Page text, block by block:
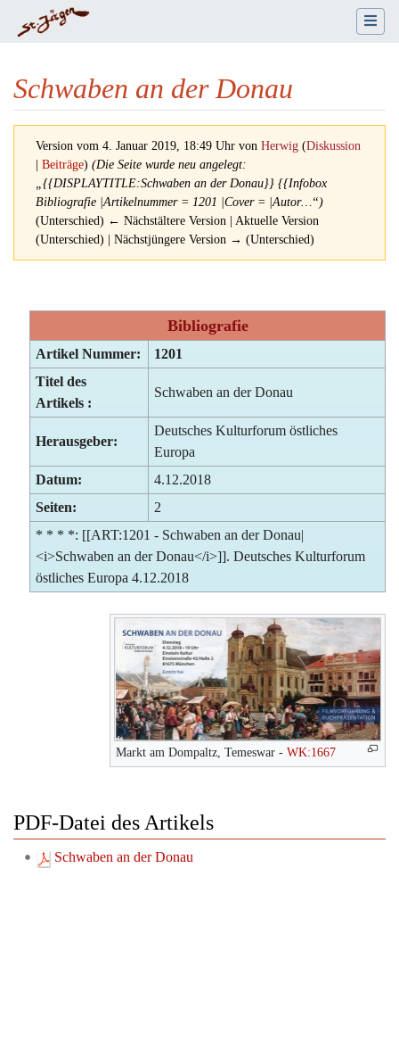
Schwaben an der Donau
Version vom 4. Januar 2019, 18:49 Uhr von Herwig (Diskussion
Beiträge) (Die Seite wurde neu angelegt:
„{{DISPLAYTITLE:Schwaben an der Donau}} {{Infobox
Bibliografie |Artikelnummer = 1201 |Cover = |Autor…“)
(Unterschied) ← Nächstältere Version | Aktuelle Version
(Unterschied) | Nächstjüngere Version → (Unterschied)
Bibliografie
Artikel Nummer:
1201
Titel des
Artikels :
Schwaben an der Donau
Herausgeber:
Deutsches Kulturforum östliches
Europa
Datum:
4.12.2018
Seiten:
2
* * * *: [[ART:1201 - Schwaben an der Donau|
<i>Schwaben an der Donau</i>]]. Deutsches Kulturforum
östliches Europa 4.12.2018
Markt am Dompaltz, Temeswar - WK:1667
PDF-Datei des Artikels
Schwaben an der Donau